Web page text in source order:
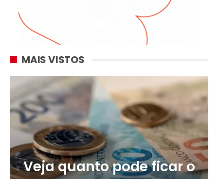
MAIS VISTOS
Veja quanto pode ficar o